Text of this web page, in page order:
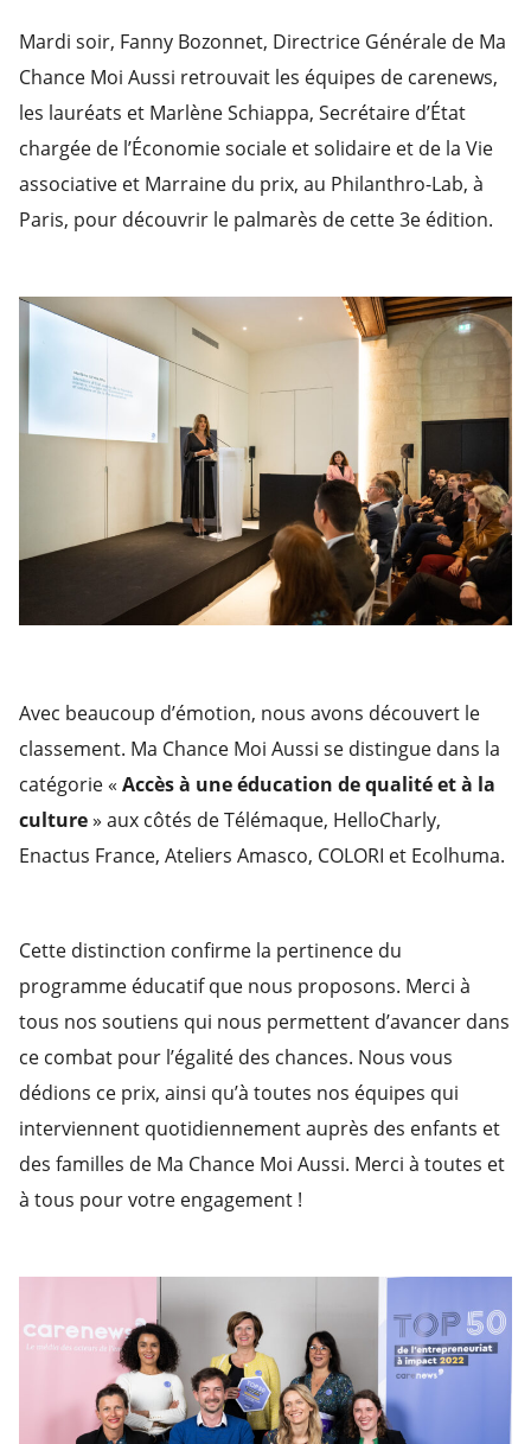
Mardi soir, Fanny Bozonnet, Directrice Générale de Ma
Chance Moi Aussi retrouvait les équipes de carenews,
les lauréats et Marlène Schiappa, Secrétaire d’État
chargée de l’Économie sociale et solidaire et de la Vie
associative et Marraine du prix, au Philanthro-Lab, à
Paris, pour découvrir le palmarès de cette 3e édition.
Avec beaucoup d’émotion, nous avons découvert le
classement. Ma Chance Moi Aussi se distingue dans la
catégorie « Accès à une éducation de qualité et à la
culture» aux côtés de Télémaque, HelloCharly,
Enactus France, Ateliers Amasco, COLORI et Ecolhuma.
Cette distinction confirme la pertinence du
programme éducatif que nous proposons. Merci à
tous nos soutiens qui nous permettent d’avancer dans
ce combat pour l’égalité des chances. Nous vous
dédions ce prix, ainsi qu’à toutes nos équipes qui
interviennent quotidiennement auprès des enfants et
des familles de Ma Chance Moi Aussi. Merci à toutes et
à tous pour votre engagement !